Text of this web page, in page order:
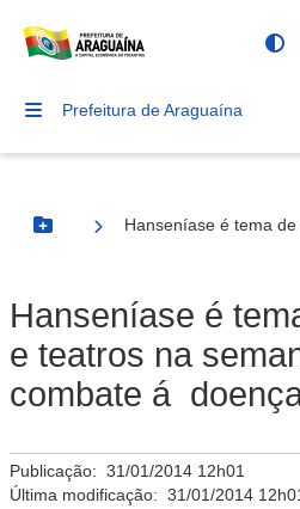
Prefeitura de Araguaína
Botão Menu
Hanseníase é tema
Hanseníase é
e teatros na
combate á
Publicação: 31/01/2014 12h01
Última modificação: 31/01/2014